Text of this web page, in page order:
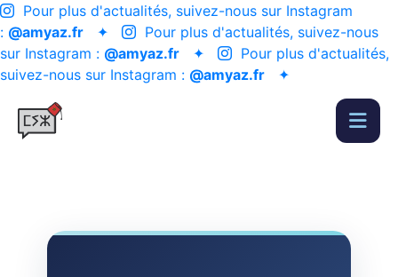
Pour plus d'actualités, suivez-nous sur Instagram
: @amyaz.fr ✦
Pour plus d'actualités, suivez-nous
sur Instagram : @amyaz.fr ✦
Pour plus d'actualités,
suivez-nous sur Instagram : @amyaz.fr ✦